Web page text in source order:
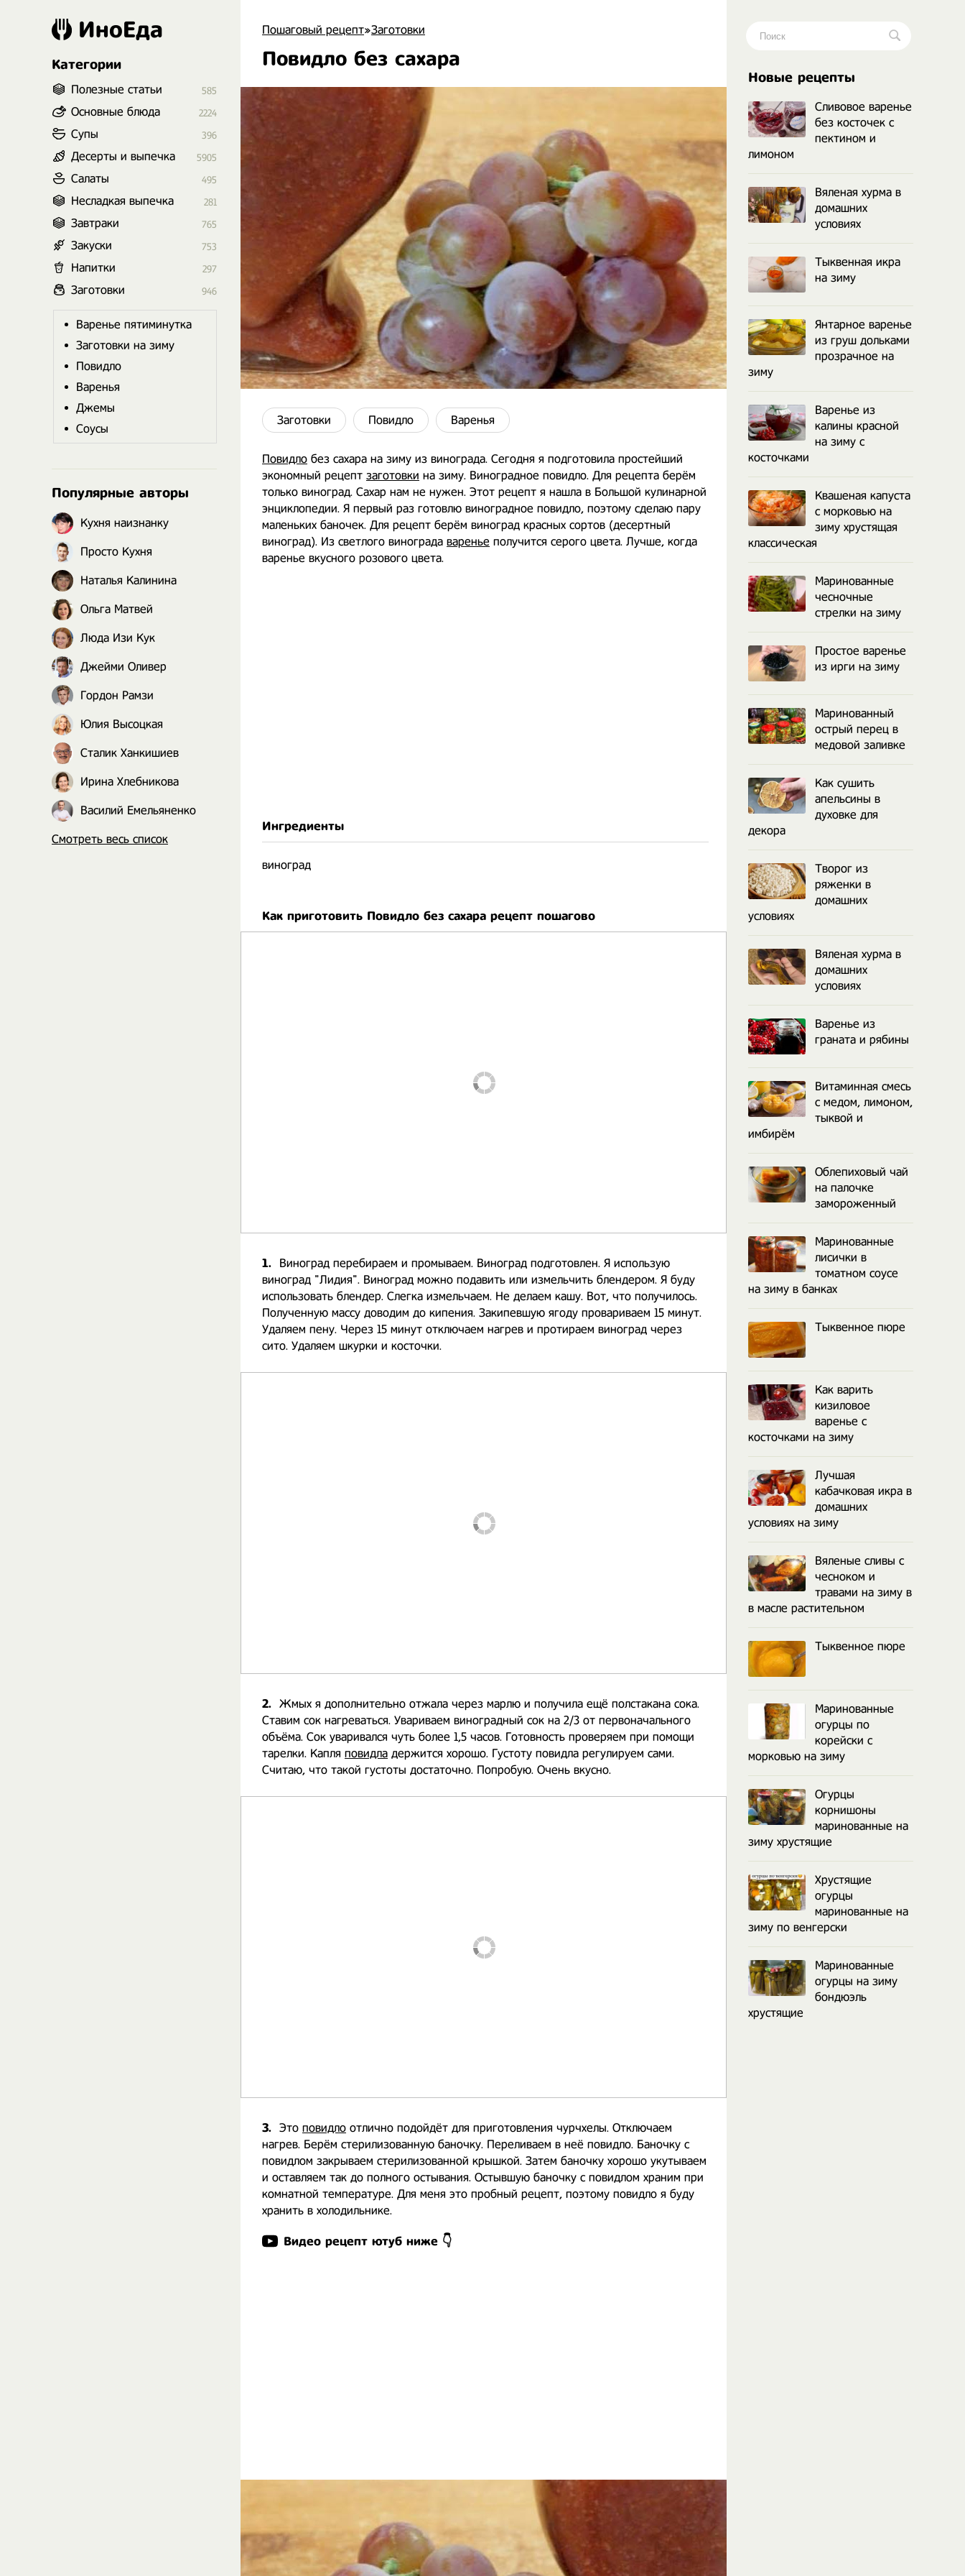
Пошаговый рецепт»Заготовки
Повидло без сахара
Заготовки Повидло Варенья
Повидло без сахара на зиму из винограда. Сегодня я подготовила простейший
экономный рецепт заготовки на зиму. Виноградное повидло. Для рецепта берём
только виноград. Сахар нам не нужен. Этот рецепт я нашла в Большой кулинарной
энциклопедии. Я первый раз готовлю виноградное повидло, поэтому сделаю пару
маленьких баночек. Для рецепт берём виноград красных сортов (десертный
виноград). Из светлого винограда варенье получится серого цвета. Лучше, когда
варенье вкусного розового цвета.
Ингредиенты
виноград
Как приготовить Повидло без сахара рецепт пошагово
1.
Виноград перебираем и промываем. Виноград подготовлен. Я использую
виноград "Лидия". Виноград можно подавить или измельчить блендером. Я буду
использовать блендер. Слегка измельчаем. Не делаем кашу. Вот, что получилось.
Полученную массу доводим до кипения. Закипевшую ягоду провариваем 15 минут.
Удаляем пену. Через 15 минут отключаем нагрев и протираем виноград через
сито. Удаляем шкурки и косточки.
2. Жмых я дополнительно отжала через марлю и получила ещё полстакана сока.
Ставим сок нагреваться. Увариваем виноградный сок на 2/3 от первоначального
объёма. Сок уваривался чуть более 1,5 часов. Готовность проверяем при помощи
тарелки. Капля повидла держится хорошо. Густоту повидла регулируем сами.
Считаю, что такой густоты достаточно. Попробую. Очень вкусно.
3. Это повидло отлично подойдёт для приготовления чурчхелы. Отключаем
нагрев. Берём стерилизованную баночку. Переливаем в неё повидло. Баночку с
повидлом закрываем стерилизованной крышкой. Затем баночку хорошо укутываем
и оставляем так до полного остывания. Остывшую баночку с повидлом храним при
комнатной температуре. Для меня это пробный рецепт, поэтому повидло я буду
хранить в холодильнике.
Видео рецепт ютуб ниже 👇
ИноЕда
Категории
Полезные статьи 585
Основные блюда 2224
Супы 396
Десерты и выпечка 5905
Салаты 495
Несладкая выпечка 281
Завтраки 765
Закуски 753
Напитки 297
Заготовки 946
Варенье пятиминутка
Заготовки на зиму
Повидло
Варенья
Джемы
Соусы
Популярные авторы
Кухня наизнанку
Просто Кухня
Наталья Калинина
Ольга Матвей
Люда Изи Кук
Джейми Оливер
Гордон Рамзи
Юлия Высоцкая
Сталик Ханкишиев
Ирина Хлебникова
Василий Емельяненко
Смотреть весь список
Новые рецепты
Сливовое варенье
без косточек с
пектином и
лимоном
Вяленая хурма в
домашних
условиях
Тыквенная икра
на зиму
Янтарное варенье
из груш дольками
прозрачное на
зиму
Варенье из
калины красной
на зиму с
косточками
Квашеная капуста
с морковью на
зиму хрустящая
классическая
Маринованные
чесночные
стрелки на зиму
Простое варенье
из ирги на зиму
Маринованный
острый перец в
медовой заливке
Как сушить
апельсины в
духовке для
декора
Творог из
ряженки в
домашних
условиях
Вяленая хурма в
домашних
условиях
Варенье из
граната и рябины
Витаминная смесь
с медом, лимоном,
тыквой и
имбирём
Облепиховый чай
на палочке
замороженный
Маринованные
лисички в
томатном соусе
на зиму в банках
Тыквенное пюре
Как варить
кизиловое
варенье с
косточками на зиму
Лучшая
кабачковая икра в
домашних
условиях на зиму
Вяленые сливы с
чесноком и
травами на зиму в
в масле растительном
Тыквенное пюре
Маринованные
огурцы по
корейски с
морковью на зиму
Огурцы
корнишоны
маринованные на
зиму хрустящие
Хрустящие
огурцы
маринованные на
зиму по венгерски
Маринованные
огурцы на зиму
бондюэль
хрустящие